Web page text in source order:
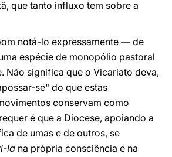
que tanto influxo tem sobre a
notá-lo expressamente — de
espécie de monopólio pastoral
Não significa que o Vicariato deva,
se" do que estas
conservam como
é que a Diocese, apoiando a
de umas e de outros, se
la na própria consciência e na